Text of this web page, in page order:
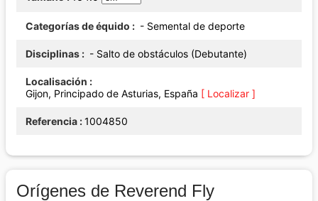
Categorías de équido - Semental de deporte
Disciplinas - Salto de obstáculos (Debutante)
Localisación
Gijon, Principado de Asturias, España [ Localizar ]
Referencia 1004850
Orígenes de Reverend Fly